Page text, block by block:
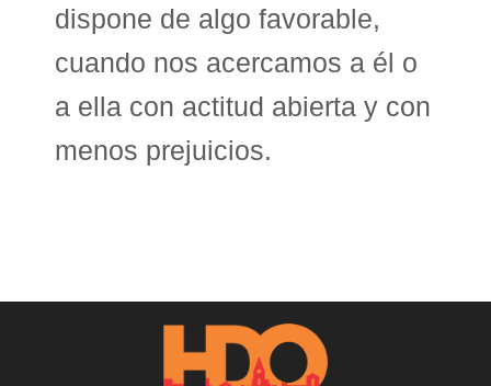
dispone de algo favorable,
cuando nos acercamos a él o
a ella con actitud abierta y con
menos prejuicios.